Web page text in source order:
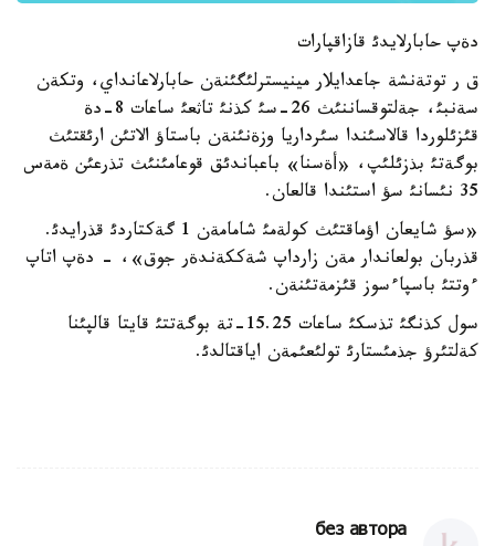
دةپ حابارلايدئ قازاقپارات
ق ر توتةنشة جاعدايلار مينيسترلئگئنةن حابارلاعانداي، وتكةن
سةنبئ، جةلتوقساننئث 26-سئ كذنئ تاثعئ ساعات 8-دة
قئزئلوردا قالاسئندا سئرداريا وزةنئنةن باستاؤ الاتئن ارئقتئث
بوگةتئ بذزئلئپ، «أةسنا» باعباندئق قوعامئنئث تذرعئن ةمةس
35 نئسانئ سؤ استئندا قالعان.
«سؤ شايعان اؤماقتئث كولةمئ شامامةن 1 گةكتاردئ قذرايدئ.
قذربان بولعاندار مةن زارداپ شةككةندةر جوق»، - دةپ اتاپ
ءوتتئ باسپاءسوز قئزمةتئنةن.
سول كذنگئ تذسكئ ساعات 15.25-تة بوگةتتئ قايتا قالپئنا
كةلتئرؤ جذمئستارئ تولئعئمةن اياقتالدئ.
без автора